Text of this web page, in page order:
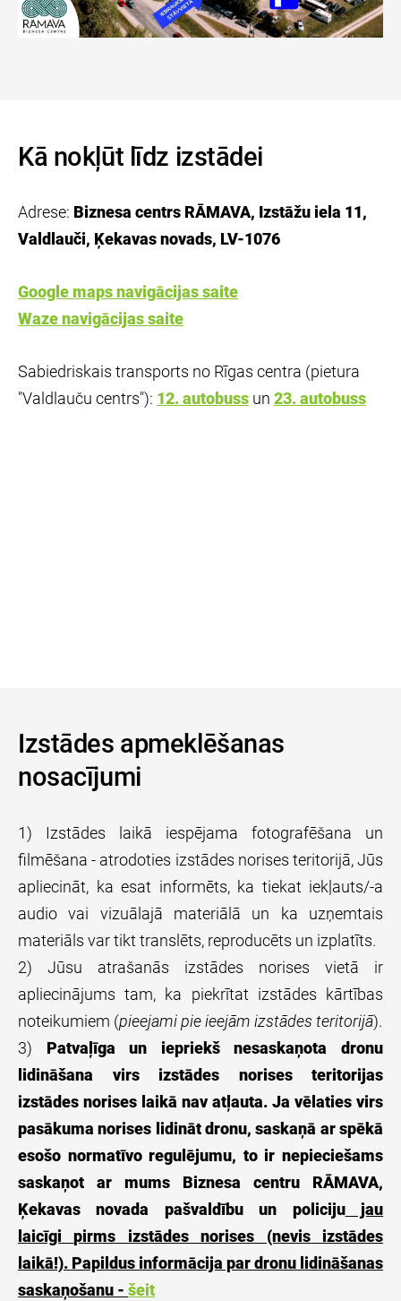
Kā nokļūt līdz izstādei
Adrese: Biznesa centrs RĀMAVA, Izstāžu iela 11,
Valdlauči, Ķekavas novads, LV-1076
Google maps navigācijas saite
Waze navigācijas saite
Sabiedriskais transports no Rīgas centra (pietura
"Valdlauču centrs"): 12. autobuss un 23. autobuss
Izstādes apmeklēšanas
nosacījumi
1) Izstādes laikā iespējama fotografēšana un
filmēšana - atrodoties izstādes norises teritorijā, Jūs
apliecināt, ka esat informēts, ka tiekat iekļauts/-a
audio vai vizuālajā materiālā un ka uzņemtais
materiāls var tikt translēts, reproducēts un izplatīts.
2) Jūsu atrašanās izstādes norises vietā ir
apliecinājums tam, ka piekrītat izstādes kārtības
noteikumiem (pieejami pie ieejām izstādes teritorijā).
3) Patvaļīga un iepriekš nesaskaņota dronu
lidināšana virs izstādes norises teritorijas
izstādes norises laikā nav atļauta. Ja vēlaties virs
pasākuma norises lidināt dronu, saskaņā ar spēkā
esošo normatīvo regulējumu, to ir nepieciešams
saskaņot ar mums Biznesa centru RĀMAVA,
Ķekavas novada pašvaldību un policijujau
laicīgipirms izstādes norises (nevis izstādes
laikā!). Papildus informācija par dronu lidināšanas
saskaņošanu - šeit